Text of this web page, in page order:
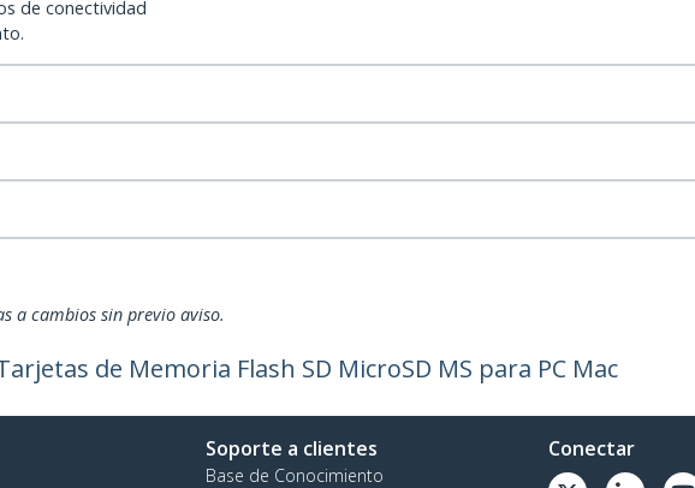
de conectividad
a cambios sin previo aviso.
de Memoria Flash SD MicroSD MS para PC Mac
Soporte a clientes
Base de Conocimiento
Conectar